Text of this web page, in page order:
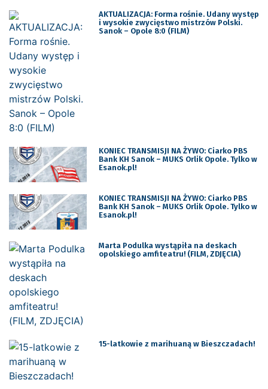
AKTUALIZACJA: Forma rośnie. Udany występ
i wysokie zwycięstwo mistrzów Polski.
Sanok – Opole 8:0 (FILM)
KONIEC TRANSMISJI NA ŻYWO: Ciarko PBS
Bank KH Sanok – MUKS Orlik Opole. Tylko w
Esanok.pl!
KONIEC TRANSMISJI NA ŻYWO: Ciarko PBS
Bank KH Sanok – MUKS Orlik Opole. Tylko w
Esanok.pl!
Marta Podulka wystąpiła na deskach
opolskiego amfiteatru! (FILM, ZDJĘCIA)
15-latkowie z marihuaną w Bieszczadach!